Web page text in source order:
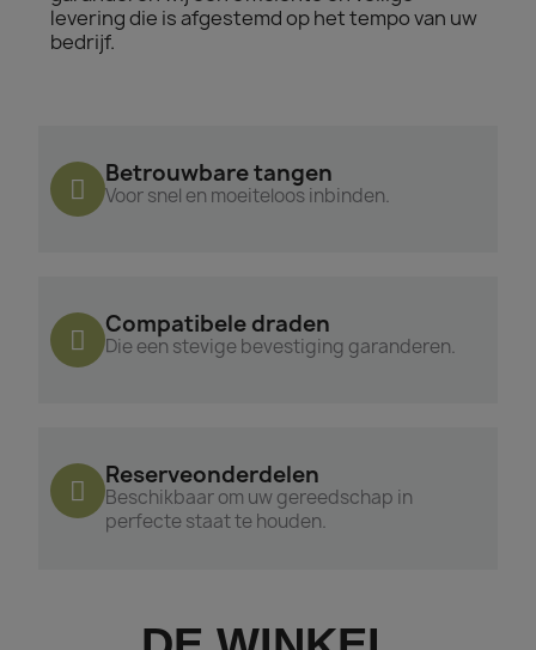
levering die is afgestemd op het tempo van uw
bedrijf.
Betrouwbare tangen
Voor snel en moeiteloos inbinden.
Compatibele draden
Die een stevige bevestiging garanderen.
Reserveonderdelen
Beschikbaar om uw gereedschap in
perfecte staat te houden.